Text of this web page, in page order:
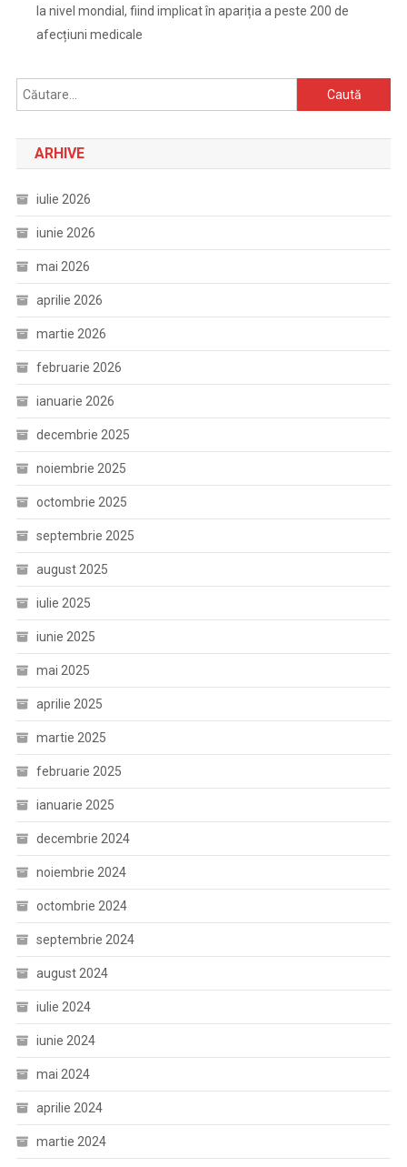
la nivel mondial, fiind implicat în apariția a peste 200 de
afecțiuni medicale
Caută
după:
ARHIVE
iulie 2026
iunie 2026
mai 2026
aprilie 2026
martie 2026
februarie 2026
ianuarie 2026
decembrie 2025
noiembrie 2025
octombrie 2025
septembrie 2025
august 2025
iulie 2025
iunie 2025
mai 2025
aprilie 2025
martie 2025
februarie 2025
ianuarie 2025
decembrie 2024
noiembrie 2024
octombrie 2024
septembrie 2024
august 2024
iulie 2024
iunie 2024
mai 2024
aprilie 2024
martie 2024